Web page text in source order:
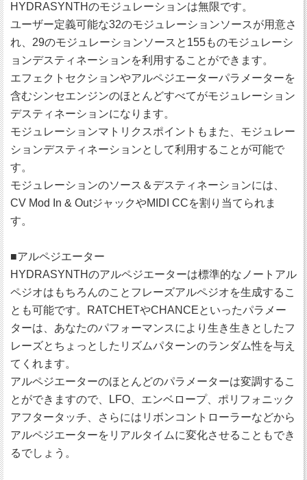
HYDRASYNTHのモジュレーションは無限です。
ユーザー定義可能な32のモジュレーションソースが用意さ
れ、29のモジュレーションソースと155ものモジュレーシ
ョンデスティネーションを利用することができます。
エフェクトセクションやアルペジエーターパラメーターを
含むシンセエンジンのほとんどすべてがモジュレーション
デスティネーションになります。
モジュレーションマトリクスポイントもまた、モジュレー
ションデスティネーションとして利用することが可能で
す。
モジュレーションのソース＆デスティネーションには、
CV Mod In & OutジャックやMIDI CCを割り当てられま
す。
■アルペジエーター
HYDRASYNTHのアルペジエーターは標準的なノートアル
ペジオはもちろんのことフレーズアルペジオを生成するこ
とも可能です。RATCHETやCHANCEといったパラメー
ターは、あなたのパフォーマンスにより生き生きとしたフ
レーズとちょっとしたリズムパターンのランダム性を与え
てくれます。
アルペジエーターのほとんどのパラメーターは変調するこ
とができますので、LFO、エンベロープ、ポリフォニック
アフタータッチ、さらにはリボンコントローラーなどから
アルペジエーターをリアルタイムに変化させることもでき
るでしょう。